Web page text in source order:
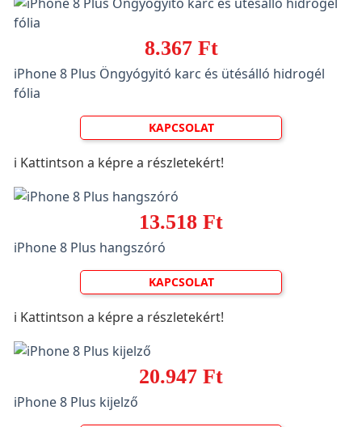
8.367 Ft
iPhone 8 Plus Öngyógyitó karc és ütésálló hidrogél
fólia
KAPCSOLAT
ℹ️ Kattintson a képre a részletekért!
13.518 Ft
iPhone 8 Plus hangszóró
KAPCSOLAT
ℹ️ Kattintson a képre a részletekért!
20.947 Ft
iPhone 8 Plus kijelző